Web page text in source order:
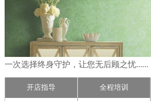
一次选择终身守护，让您无后顾之忧......
开店指导 全程培训